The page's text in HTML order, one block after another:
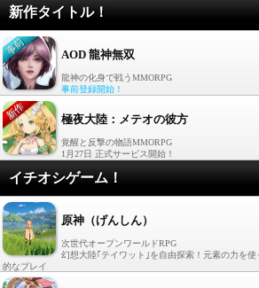
新作タイトル！
AOD 龍神無双
龍神の化身で戦うMMORPG
事前登録開始！
極夜大陸：メテオの彼方
覚醒と反撃の物語MMORPG
1月27日 正式サービス開始！
イチオシゲーム！
原神（げんしん）
次世代オープンワールドRPG
幻想大陸｢テイワット｣を自由探索！元素の力を使
的なプレイ